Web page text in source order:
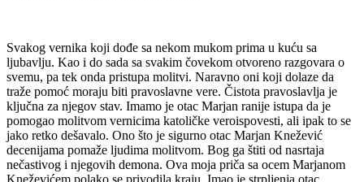
Svakog vernika koji dođe sa nekom mukom prima u kuću sa
ljubavlju. Kao i do sada sa svakim čovekom otvoreno razgovara o
svemu, pa tek onda pristupa molitvi. Naravno oni koji dolaze da
traže pomoć moraju biti pravoslavne vere. Čistota pravoslavlja je
ključna za njegov stav. Imamo je otac Marjan ranije istupa da je
pomogao molitvom vernicima katoličke veroispovesti, ali ipak to se
jako retko dešavalo. Ono što je sigurno otac Marjan Knežević
decenijama pomaže ljudima molitvom. Bog ga štiti od nasrtaja
nečastivog i njegovih demona. Ova moja priča sa ocem Marjanom
Kneževićem polako se privodila kraju. Imao je strpljenja otac